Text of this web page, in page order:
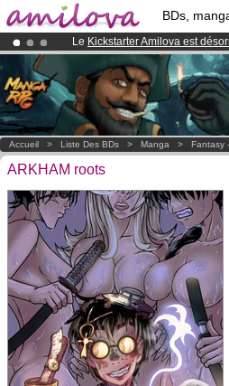
BDs,
Le Kickstarter Amilova est
Déjà 100000membreset 1000
Abonnement premium: à partir
Accueil > Liste Des BDs > Manga > Fantasy
ARKHAM roots